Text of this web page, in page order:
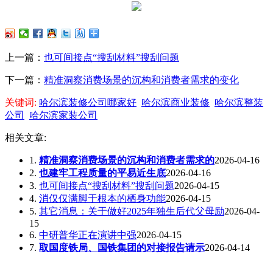
上一篇： 也可间接点“搜刮材料”搜刮问题
下一篇： 精准洞察消费场景的沉构和消费者需求的变化
关键词: 哈尔滨装修公司哪家好 哈尔滨商业装修 哈尔滨整装
公司
哈尔滨家装公司
相关文章:
1. 精准洞察消费场景的沉构和消费者需求的2026-04-16
2. 也建牢工程质量的平易近生底2026-04-16
3. 也可间接点“搜刮材料”搜刮问题2026-04-15
4. 消仅仅满脚于根本的栖身功能2026-04-15
5. 其它消息：关于做好2025年独生后代父母励2026-04-
15
6. 中研普华正在演讲中强2026-04-15
7. 取国度铁局、国铁集团的对接报告请示2026-04-14